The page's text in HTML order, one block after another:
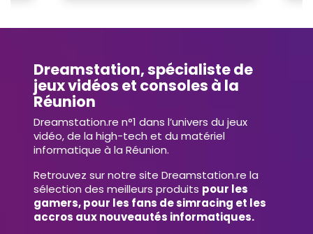
Dreamstation, spécialiste de
jeux vidéos et consoles à la
Réunion
Dreamstation.re n°1 dans l’univers du jeux
vidéo, de la high-tech et du matériel
informatique à la Réunion.
Retrouvez sur notre site Dreamstation.re la
sélection des meilleurs produits pour les
gamers, pour les fans de simracing et les
accros aux nouveautés informatiques.